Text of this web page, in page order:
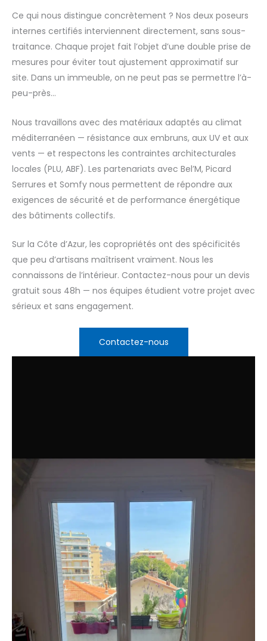
Ce qui nous distingue concrètement ? Nos deux poseurs
internes certifiés interviennent directement, sans sous-
traitance. Chaque projet fait l’objet d’une double prise de
mesures pour éviter tout ajustement approximatif sur
site. Dans un immeuble, on ne peut pas se permettre l’à-
peu-près…
Nous travaillons avec des matériaux adaptés au climat
méditerranéen — résistance aux embruns, aux UV et aux
vents — et respectons les contraintes architecturales
locales (PLU, ABF). Les partenariats avec Bel’M, Picard
Serrures et Somfy nous permettent de répondre aux
exigences de sécurité et de performance énergétique
des bâtiments collectifs.
Sur la Côte d’Azur, les copropriétés ont des spécificités
que peu d’artisans maîtrisent vraiment. Nous les
connaissons de l’intérieur. Contactez-nous pour un devis
gratuit sous 48h — nos équipes étudient votre projet avec
sérieux et sans engagement.
Contactez-nous